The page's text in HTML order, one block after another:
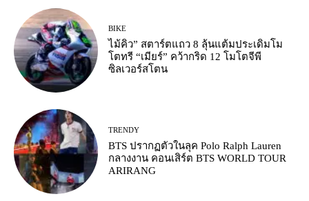
BIKE
ไม้คิว” สตาร์ตแถว 8 ลุ้นแต้มประเดิมโม
โตทรี “เมียร์” คว้ากริด 12 โมโตจีพี
ซิลเวอร์สโตน
TRENDY
BTS ปรากฏตัวในลุค Polo Ralph Lauren
กลางงาน คอนเสิร์ต BTS WORLD TOUR
ARIRANG